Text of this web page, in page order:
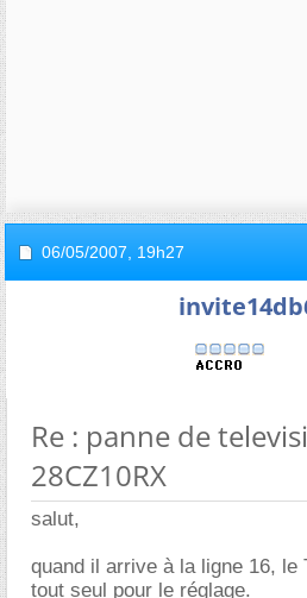
06/05/2007, 19h27
Re : panne de
28CZ10RX
salut,
quand il arrive à la ligne 16, le
tout seul pour le réglage.